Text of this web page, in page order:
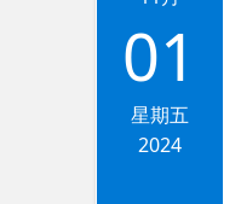
01
星期五
2024